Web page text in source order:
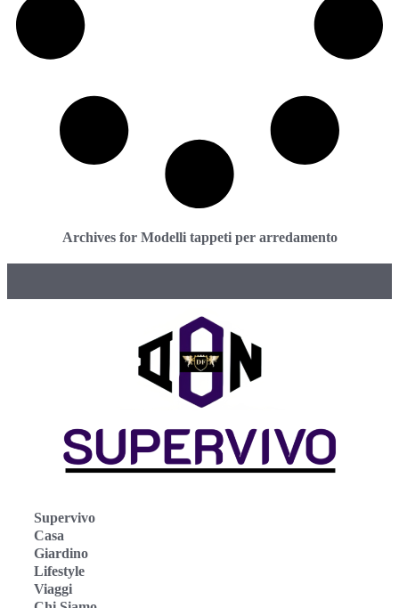
Archives for Modelli tappeti per arredamento
Supervivo
Casa
Giardino
Lifestyle
Viaggi